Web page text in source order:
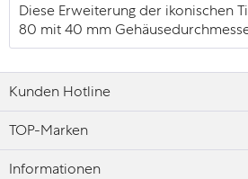
Diese Erweiterung der ikonischen
80 mit 40 mm
Kunden Hotline
TOP-Marken
Informationen